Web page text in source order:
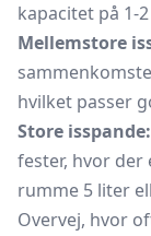
kapacitet på 1-
Mellemstore
hvilket passer
Store isspande:
fester, hvor der
rumme 5 liter
Overvej, hvor